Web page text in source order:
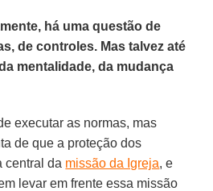
há uma questão de
de controles. Mas talvez até
mentalidade, da mudança
executar as normas, mas
de que a proteção dos
central da missão da Igreja, e
levar em frente essa missão